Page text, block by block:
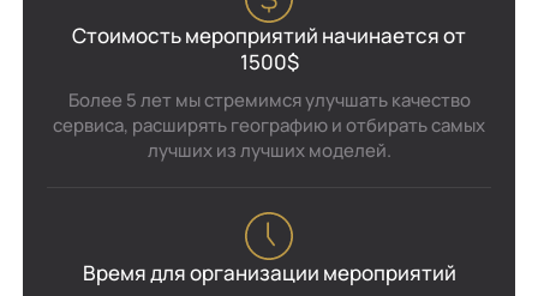
Стоимость мероприятий начинается от
1500$
Более 5 лет мы стремимся улучшать качество
сервиса, расширять географию и отбирать самых
лучших из лучших моделей.
Время для организации мероприятий